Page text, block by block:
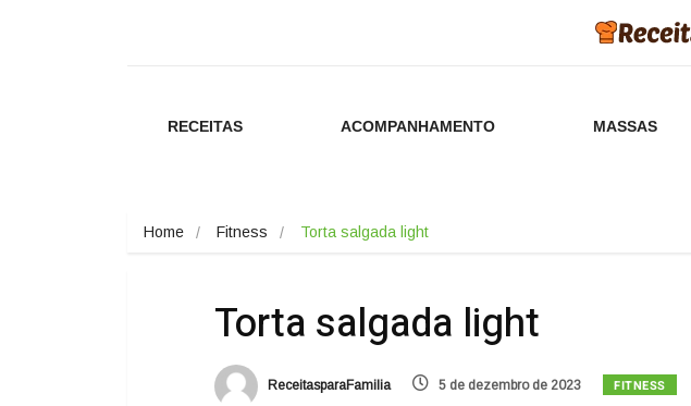
RECEITAS ACOMPANHAMENTO MASSAS
Home Fitness Torta salgada light
Torta salgada light
ReceitasparaFamilia 5 de dezembro de 2023 FITNESS